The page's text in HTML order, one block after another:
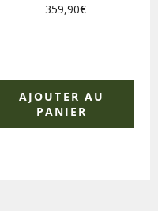
Prix
359,90€
AJOUTER AU
PANIER